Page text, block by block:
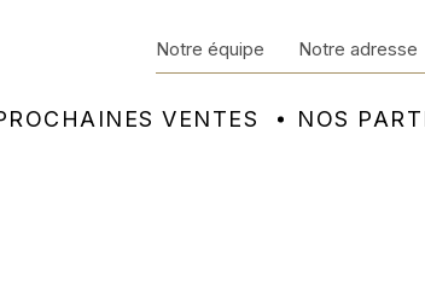
VENTES NOS
Notre équipe Notre adresse